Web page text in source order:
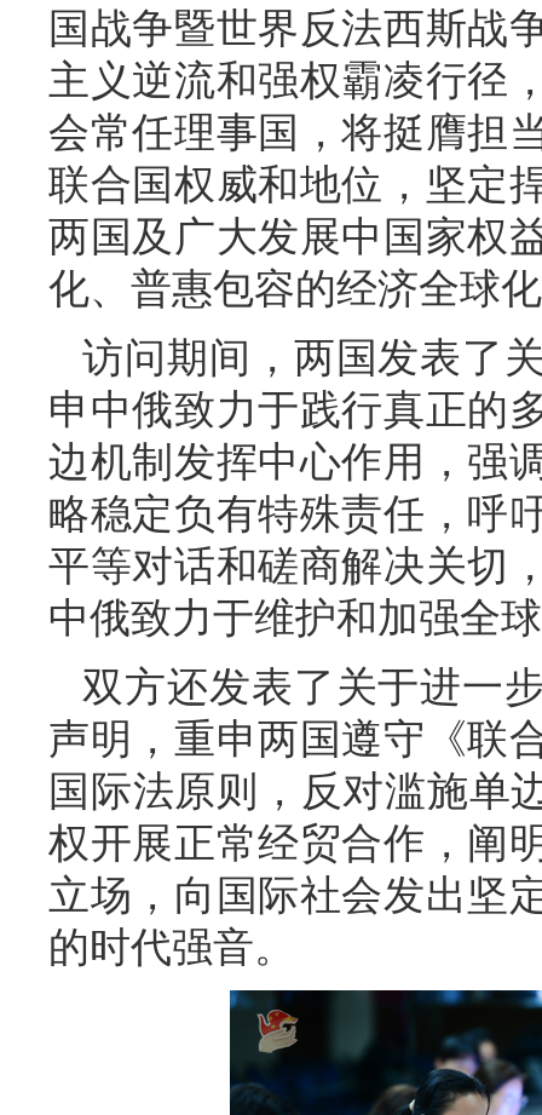
国战争暨世界反法西斯战
主义逆流和强权霸凌行径
会常任理事国，将挺膺担
联合国权威和地位，坚定
两国及广大发展中国家权
化、普惠包容的经济全球
访问期间，两国发表了
申中俄致力于践行真正的
边机制发挥中心作用，强
略稳定负有特殊责任，呼
平等对话和磋商解决关切
中俄致力于维护和加强全
双方还发表了关于进一
声明，重申两国遵守《联
国际法原则，反对滥施单
权开展正常经贸合作，阐
立场，向国际社会发出坚
的时代强音。